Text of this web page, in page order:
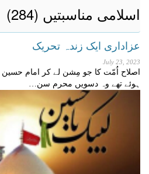
اسلامی مناسبتیں (284)
عزاداری ایک زندہ تحریک
July 23, 2023
اصلاح اُمّت کا جو مِشن لے کر امام حسین
ہوئے تھے وہ دسویں محرم سن…